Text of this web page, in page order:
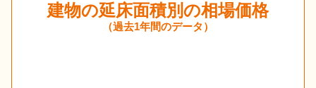
建物の延床面積別の相場価格
（過去1年間のデータ）